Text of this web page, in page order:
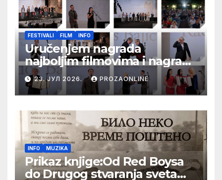
FESTIVALI FILM INFO
Uručenjem nagrada
najboljim filmovima i nagrade
„Aleksandar Lifka“ Radošu
Bajiću svečano zatvoren 33.
Festival evropskog filma Palić
23. ЈУЛ 2026. PROZAONLINE
INFO MUZIKA
Prikaz knjige:Od Red Boysa
do Drugog stvaranja sveta